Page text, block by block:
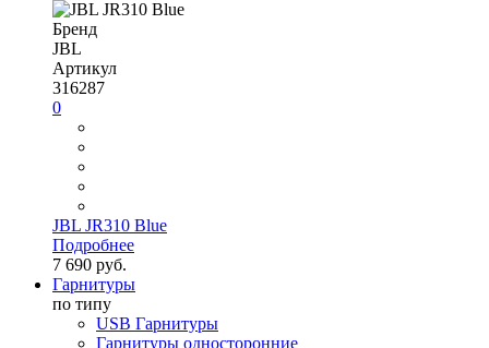
Бренд
JBL
Артикул
316287
0
JBL JR310 Blue
Подробнее
7 690 руб.
Гарнитуры
по типу
USB Гарнитуры
Гарнитуры односторонние